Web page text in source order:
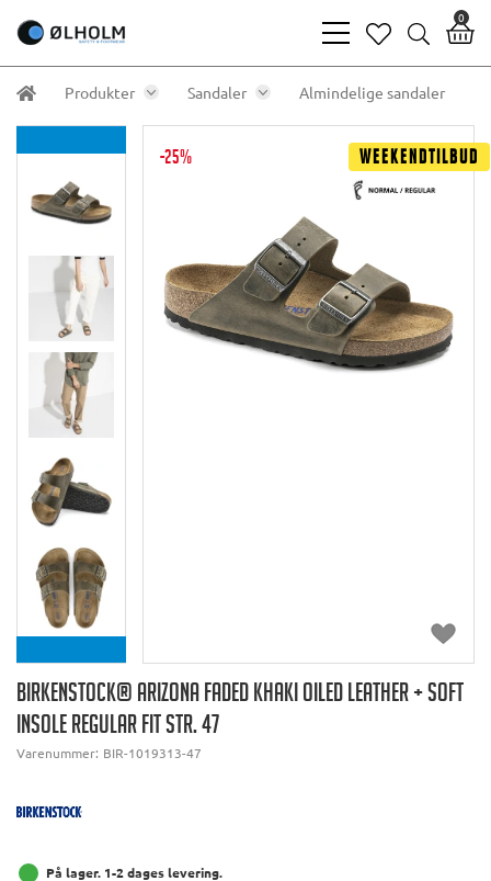
bars
light
heart
search
0
Produkter Sandaler Almindelige sandaler
-25% Weekendtilbud
BIRKENSTOCK® ARIZONA FADED KHAKI OILED LEATHER + SOFT
INSOLE REGULAR FIT STR. 47
Varenummer: BIR-1019313-47
På lager. 1-2 dages levering.